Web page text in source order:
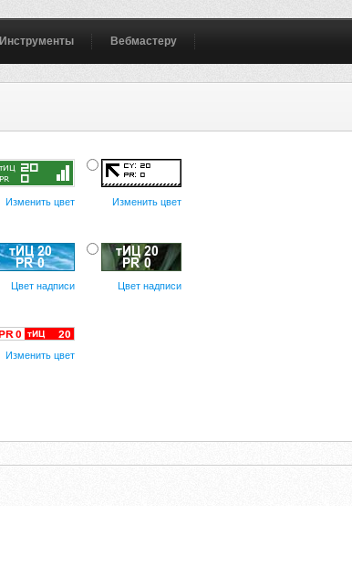
Инструменты Вебмастеру
Изменить цвет Изменить цвет
Цвет надписи Цвет надписи
Изменить цвет